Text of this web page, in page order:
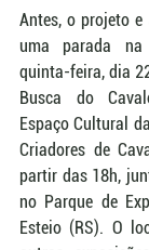
Antes, o projeto
uma parada na
quinta-feira, dia
Busca do
Espaço Cultural
Criadores de
partir das 18h,
no Parque de
Esteio (RS). O